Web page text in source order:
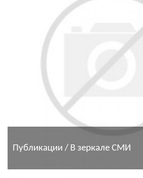
Публикации / В зеркале СМИ